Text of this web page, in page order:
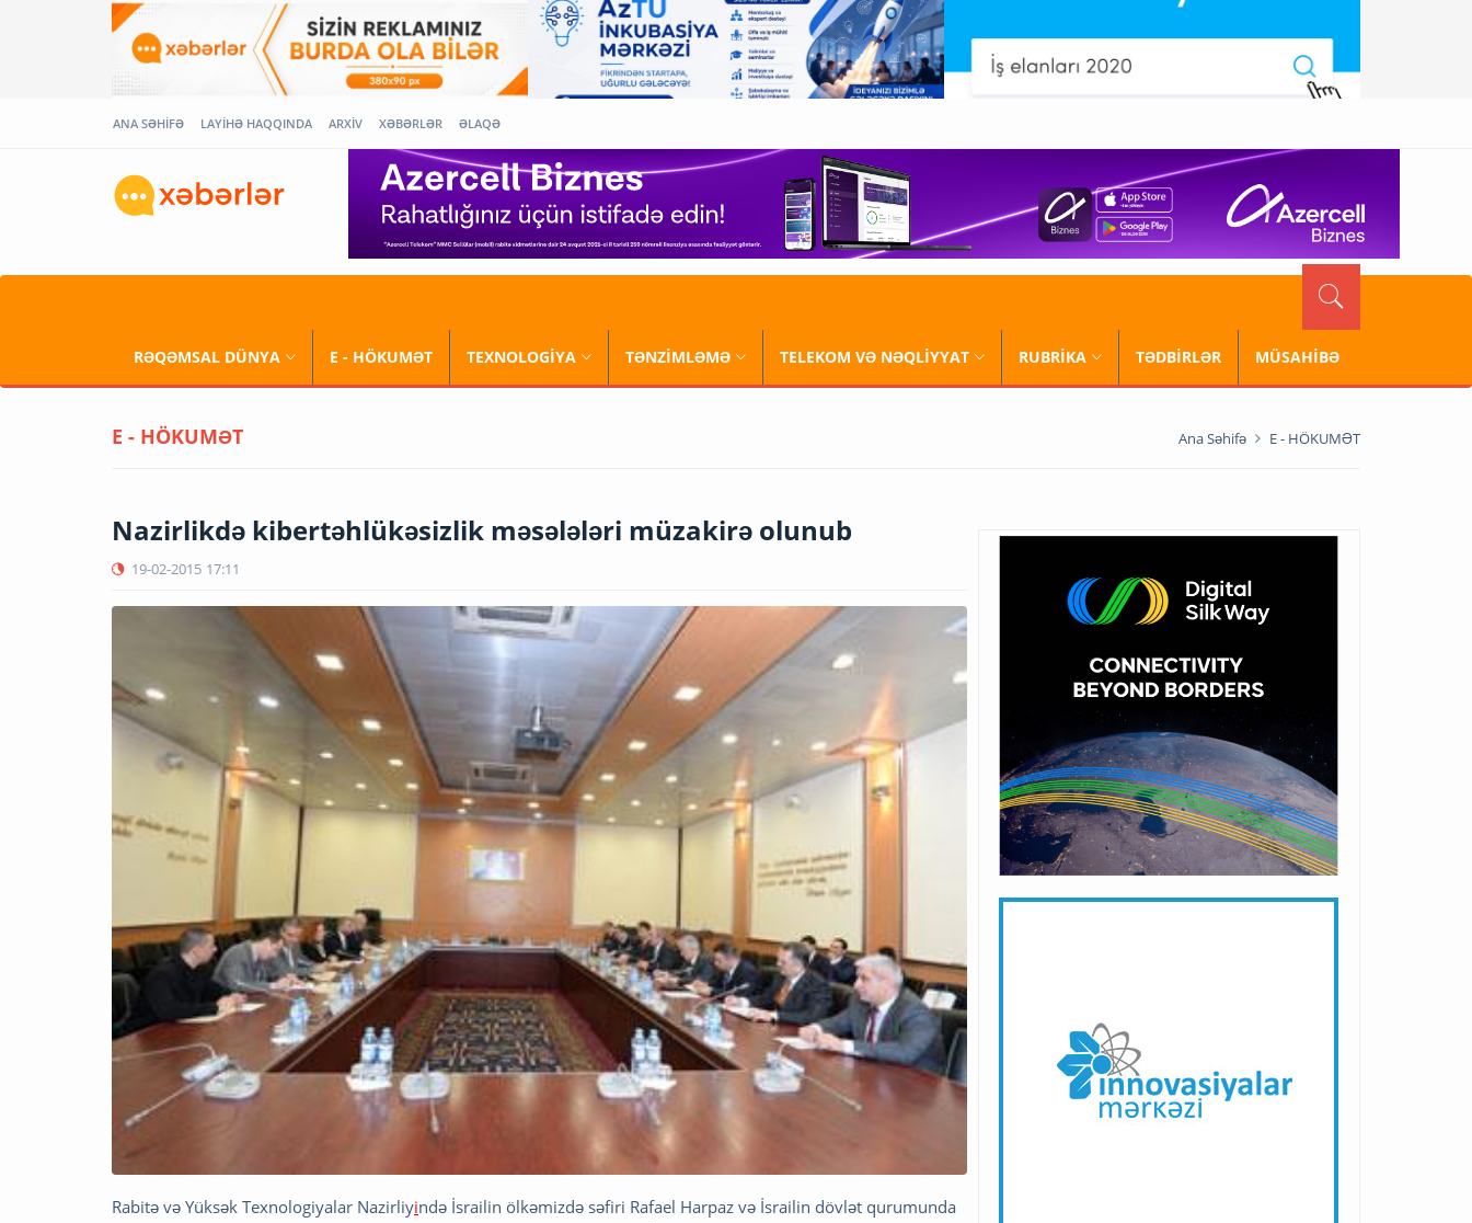
ANA SƏHİFƏ LAYİHƏ HAQQINDA ARXİV XƏBƏRLƏR ƏLAQƏ
RƏQƏMSAL DÜNYA E - HÖKUMƏT TEXNOLOGİYA TƏNZİMLƏMƏ TELEKOM VƏ NƏQLİYYAT RUBRİKA TƏDBİRLƏR MÜSAHİBƏ
E - HÖKUMƏT Ana Səhifə E - HÖKUMƏT
Nazirlikdə kibertəhlükəsizlik məsələləri müzakirə olunub
19-02-2015 17:11
Rabitə və Yüksək Texnologiyalar Nazirliyində İsrailin ölkəmizdə səfiri Rafael Harpaz və İsrailin dövlət qurumunda